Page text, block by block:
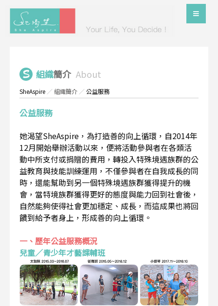
組織簡介 About
SheAspire ／組織簡介 ／公益服務
公益服務
她渴望SheAspire，為打造善的向上循環，自2014年
12月開始舉辦活動以來，便將活動參與者在各類活
動中所支付或捐贈的費用，轉投入特殊境遇族群的公
益教育與技能訓練運用，不僅參與者在自我成長的同
時，還能幫助到另一個特殊境遇族群獲得提升的機
會，當特境族群獲得更好的態度與能力回到社會後，
自然能夠使得社會更加穩定、成長，而這成果也將回
饋到給予者身上，形成善的向上循環。
一、歷年公益服務概況
兒童／青少年才藝課輔班